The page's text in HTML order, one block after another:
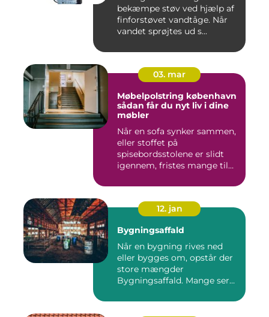
bekæmpe støv ved hjælp af
finforstøvet vandtåge. Når
vandet sprøjtes ud s...
03. mar
Møbelpolstring københavn
sådan får du nyt liv i dine
møbler
Når en sofa synker sammen,
eller stoffet på
spisebordsstolene er slidt
igennem, fristes mange til
12. jan
Bygningsaffald
Når en bygning rives ned
eller bygges om, opstår der
store mængder
Bygningsaffald. Mange ser